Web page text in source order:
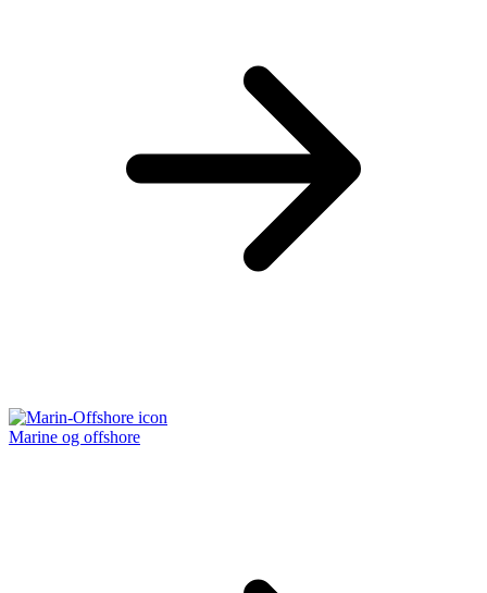
Marine og offshore